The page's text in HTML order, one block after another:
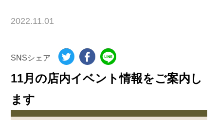
2022.11.01
SNSシェア
11月の店内イベント情報をご案内し
ます